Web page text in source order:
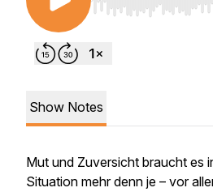
Use Left/Right to
Show Notes
Mut und Zuversicht braucht es
Situation mehr denn je – vor